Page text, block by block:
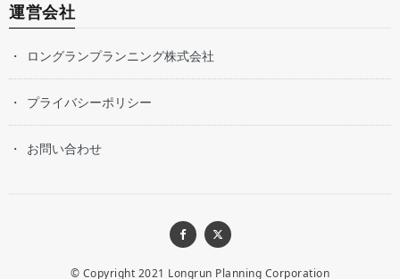
運営会社
ロングランプランニング株式会社
プライバシーポリシー
お問い合わせ
© Copyright 2021 Longrun Planning Corporation